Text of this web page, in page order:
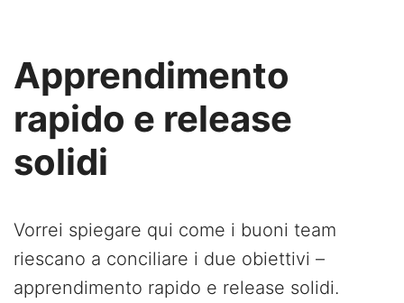
Apprendimento
rapido e release
solidi
Vorrei spiegare qui come i buoni team
riescano a conciliare i due obiettivi –
apprendimento rapido e release solidi.